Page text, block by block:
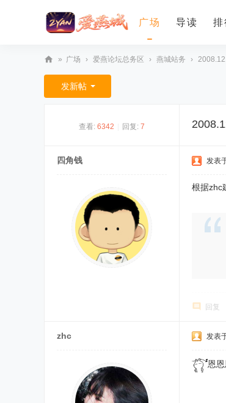
广场 导读 排
爱
燕
» 广场 › 爱燕论坛总务区 › 燕城站务 ›
发新帖
查看: 6342 回复: 7
四角钱 发表
根据zhc
回复
zhc 发表
恩